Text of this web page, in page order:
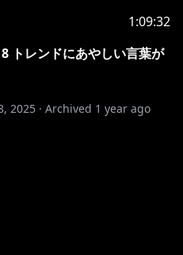
1:09:32
トレンドにあやしい言葉が
2025 · Archived 1 year ago